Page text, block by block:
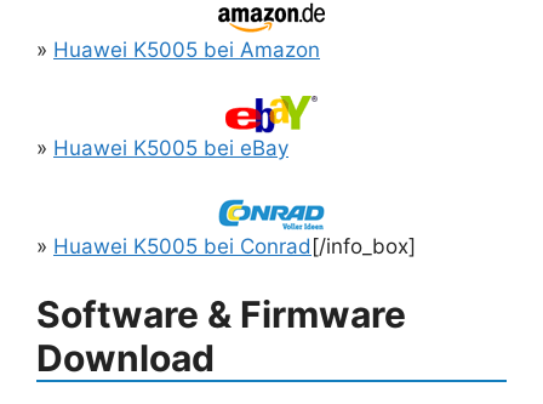
» Huawei K5005 bei Amazon
» Huawei K5005 bei eBay
» Huawei K5005 bei Conrad [/info_box]
Software & Firmware
Download